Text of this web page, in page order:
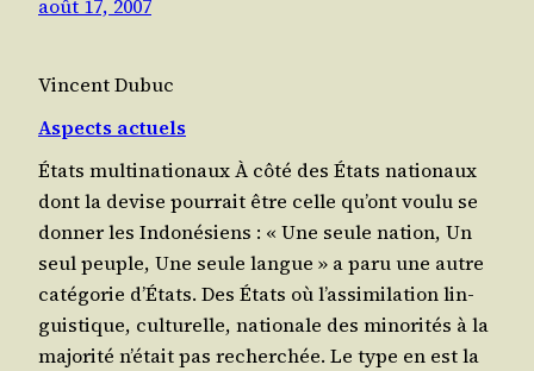
août 17, 2007
Vincent Dubuc
Aspects actuels
États multinationaux À côté des États natio­naux
dont la devise pourrait être celle qu’ont vou­lu se
don­ner les Indonésiens : « Une seule nation, Un
seul peuple, Une seule langue » a paru une autre
caté­go­rie d’É­tats. Des États où l’as­si­mi­la­tion lin­
guis­tique, cultu­relle, natio­nale des minorités à la
majo­ri­té n’é­tait pas recher­chée. Le type en est la